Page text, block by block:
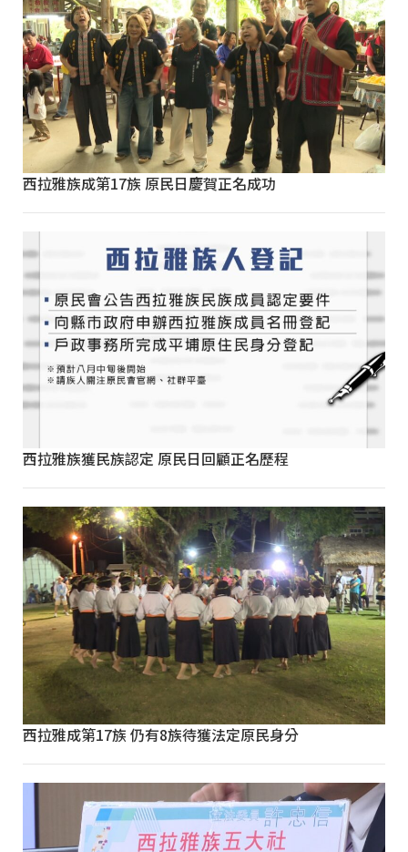
西拉雅族成第17族 原民日慶賀正名成功
西拉雅族獲民族認定 原民日回顧正名歷程
西拉雅成第17族 仍有8族待獲法定原民身分